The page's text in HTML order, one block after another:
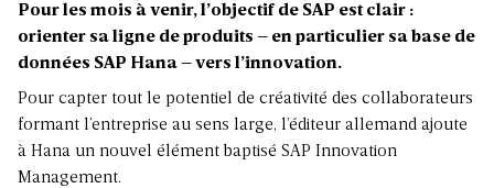
Pour les mois à venir, l’objectif de SAP est clair :
orienter sa ligne de produits – en particulier sa base de
données SAP Hana – vers l’innovation.
Pour capter tout le potentiel de créativité des collaborateurs
formant l’entreprise au sens large, l’éditeur allemand ajoute
à Hana un nouvel élément baptisé SAP Innovation
Management.